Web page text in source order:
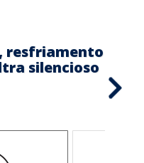
resfriamento
silencioso